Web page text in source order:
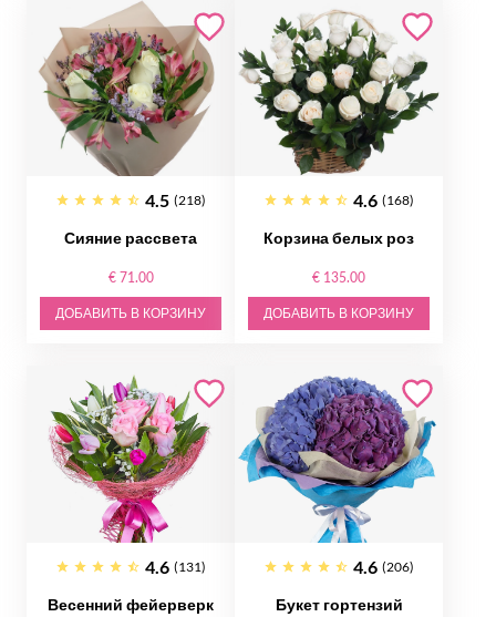
4.5 (218)
Сияние рассвета
€ 71.00
ДОБАВИТЬ В КОРЗИНУ
4.6 (168)
Корзина белых роз
€ 135.00
ДОБАВИТЬ В КОРЗИНУ
4.6 (131)
Весенний фейерверк
4.6 (206)
Букет гортензий